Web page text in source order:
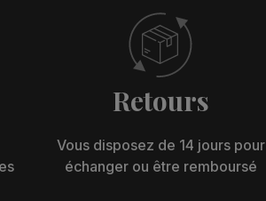
Retours
Vous disposez de 14 jours pour
échanger ou être remboursé